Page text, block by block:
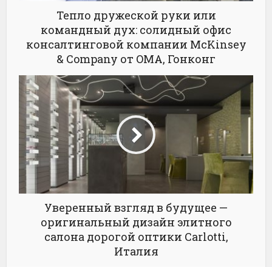
Тепло дружеской руки или
командный дух: солидный офис
консалтинговой компании McKinsey
& Company от OMA, Гонконг
Уверенный взгляд в будущее —
оригинальный дизайн элитного
салона дорогой оптики Carlotti,
Италия